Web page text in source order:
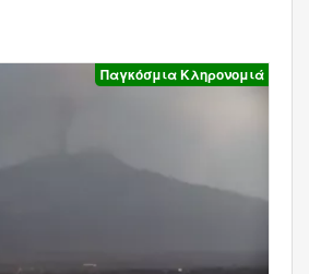
Παγκόσμια Κληρονομιά